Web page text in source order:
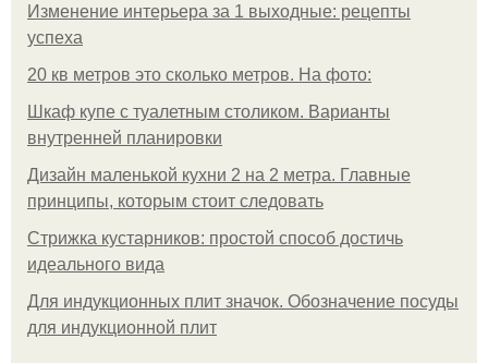
Изменение интерьера за 1 выходные: рецепты
успеха
20 кв метров это сколько метров. На фото:
Шкаф купе с туалетным столиком. Варианты
внутренней планировки
Дизайн маленькой кухни 2 на 2 метра. Главные
принципы, которым стоит следовать
Стрижка кустарников: простой способ достичь
идеального вида
Для индукционных плит значок. Обозначение посуды
для индукционной плит